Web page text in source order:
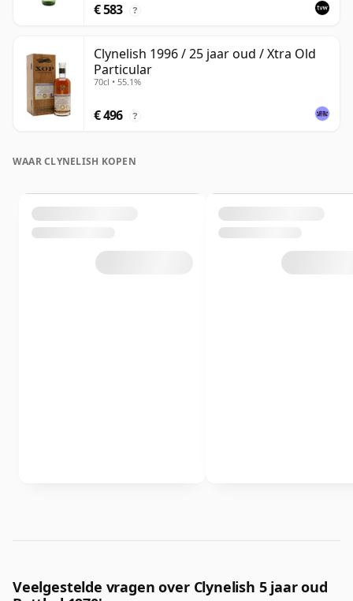
€ 583 ?
Clynelish 1996 / 25 jaar oud / Xtra Old
Particular
70cl • 55.1%
€ 496 ?
WAAR CLYNELISH KOPEN
Veelgestelde vragen over Clynelish 5 jaar oud